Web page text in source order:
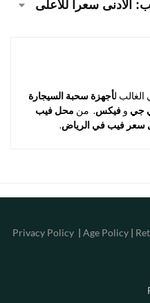
لأجهزة سحبة السيجارة
جي و فيكس. من محل فيب
سعر فيب في الرياض.
Privacy Policy | Age Policy |